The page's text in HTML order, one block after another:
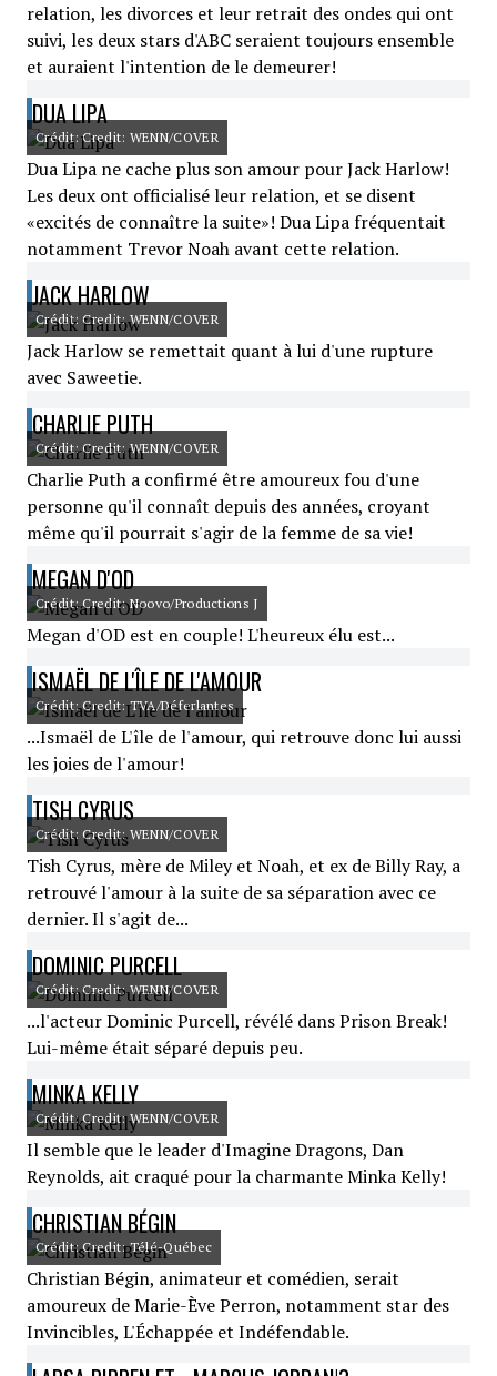
relation, les divorces et leur retrait des ondes qui ont
suivi, les deux stars d'ABC seraient toujours ensemble
et auraient l'intention de le demeurer!
DUA LIPA
Crédit: Credit: WENN/COVER
Dua Lipa ne cache plus son amour pour Jack Harlow!
Les deux ont officialisé leur relation, et se disent
«excités de connaître la suite»! Dua Lipa fréquentait
notamment Trevor Noah avant cette relation.
JACK HARLOW
Crédit: Credit: WENN/COVER
Jack Harlow se remettait quant à lui d'une rupture
avec Saweetie.
CHARLIE PUTH
Crédit: Credit: WENN/COVER
Charlie Puth a confirmé être amoureux fou d'une
personne qu'il connaît depuis des années, croyant
même qu'il pourrait s'agir de la femme de sa vie!
MEGAN D'OD
Crédit: Credit: Noovo/Productions J
Megan d'OD est en couple! L'heureux élu est...
ISMAËL DE L'ÎLE DE L'AMOUR
Crédit: Credit: TVA/Déferlantes
...Ismaël de L'île de l'amour, qui retrouve donc lui aussi
les joies de l'amour!
TISH CYRUS
Crédit: Credit: WENN/COVER
Tish Cyrus, mère de Miley et Noah, et ex de Billy Ray, a
retrouvé l'amour à la suite de sa séparation avec ce
dernier. Il s'agit de...
DOMINIC PURCELL
Crédit: Credit: WENN/COVER
...l'acteur Dominic Purcell, révélé dans Prison Break!
Lui-même était séparé depuis peu.
MINKA KELLY
Crédit: Credit: WENN/COVER
Il semble que le leader d'Imagine Dragons, Dan
Reynolds, ait craqué pour la charmante Minka Kelly!
CHRISTIAN BÉGIN
Crédit: Credit: Télé-Québec
Christian Bégin, animateur et comédien, serait
amoureux de Marie-Ève Perron, notamment star des
Invincibles, L'Échappée et Indéfendable.